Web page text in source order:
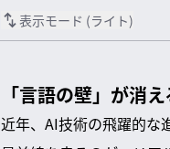
表示モード (ライト)
「言語の壁」が消
近年、AI技術の飛躍的な